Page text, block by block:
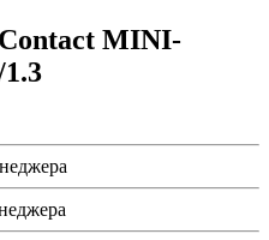
MINI-